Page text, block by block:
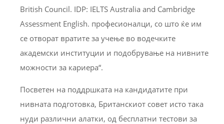
British Council. IDP: IELTS Australia and Cambridge
Assessment English. професионалци, со што ќе им
се отворат вратите за учење во водечките
академски институции и подобрување на нивните
можности за кариера“.
Посветен на поддршката на кандидатите при
нивната подготовка, Британскиот совет исто така
нуди различни алатки, од бесплатни тестови за